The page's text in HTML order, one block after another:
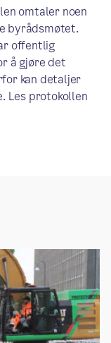
omtaler noen
byrådsmøtet.
offentlig
å gjøre det
kan detaljer
Les protokollen